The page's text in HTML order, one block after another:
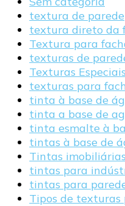
textura de parede
textura direto da
Textura para
texturas de
Texturas Especiais
texturas para
tinta à base de
tinta a base de
tinta esmalte à
tintas à base de
Tintas imobiliárias
tintas para
tintas para
Tipos de texturas